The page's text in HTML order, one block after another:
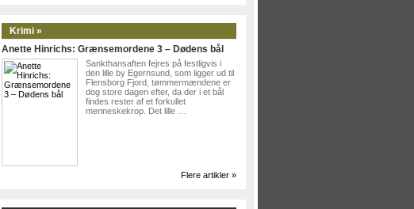
Krimi »
Anette Hinrichs: Grænsemordene 3 – Dødens bål
Sankthansaften fejres på festligvis i
den lille by Egernsund, som ligger ud til
Flensborg Fjord, tømmermændene er
dog store dagen efter, da der i et bål
findes rester af et forkullet
menneskekrop. Det lille …
Flere artikler »